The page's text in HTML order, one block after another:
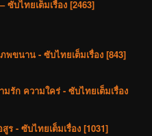
ซับไทยเต็มเรื่อง [2463]
พขนาน - ซับไทยเต็มเรื่อง [843]
มรัก ความใคร่ - ซับไทยเต็มเรื่อง
ร - ซับไทยเต็มเรื่อง [1031]